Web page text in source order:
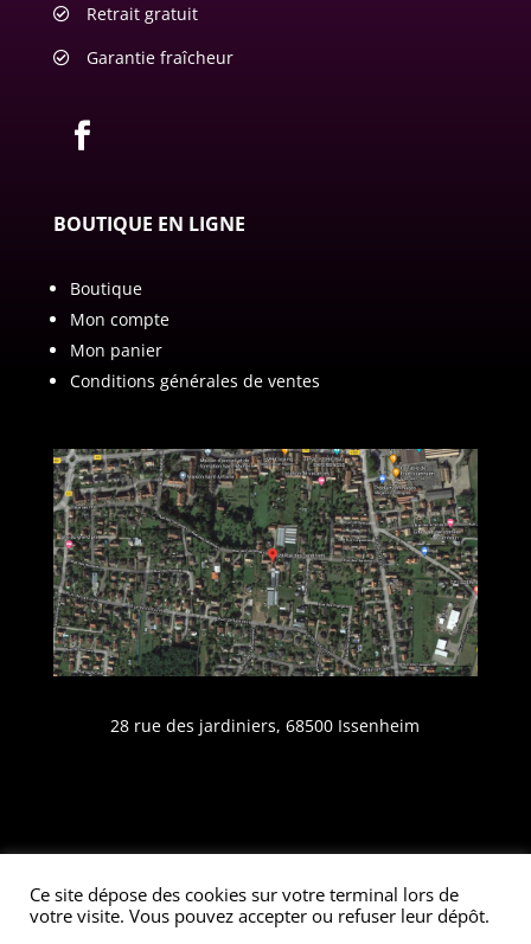
Retrait gratuit
Garantie fraîcheur
BOUTIQUE EN LIGNE
Boutique
Mon compte
Mon panier
Conditions générales de ventes
28 rue des jardiniers, 68500 Issenheim
Plan du site Mentions légales
Politique de
confidentialité
Ce site dépose des cookies sur votre terminal lors de
votre visite. Vous pouvez accepter ou refuser leur dépôt.